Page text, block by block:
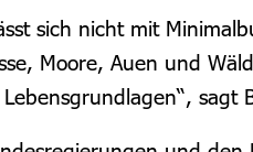
sich nicht mit
Moore, Auen und
sagt